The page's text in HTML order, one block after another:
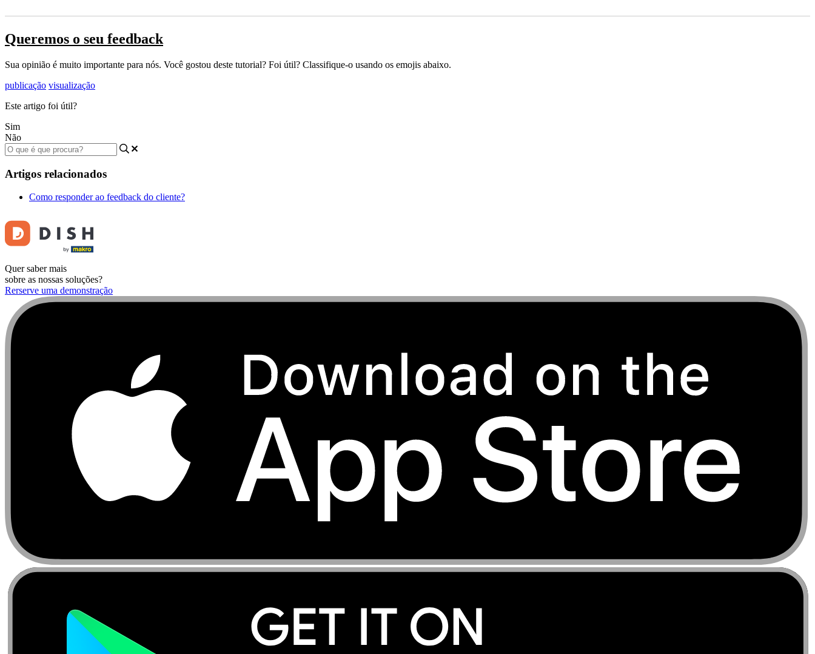
Queremos o seu feedback
Sua opinião é muito importante para nós. Você gostou deste tutorial? Foi útil? Classifique-o usando os emojis abaixo.
publicação visualização
Este artigo foi útil?
Sim
Não
Artigos relacionados
Como responder ao feedback do cliente?
Quer saber mais
sobre as nossas soluções?
Rerserve uma demonstração